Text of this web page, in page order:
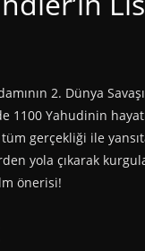
2. Dünya
1100 Yahudinin
gerçekliği ile
yola çıkarak
önerisi!